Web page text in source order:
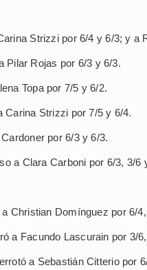
Strizzi por 6/4 y 6/3; y a
Pilar Rojas por 6/3 y 6/3.
Topa por 7/5 y 6/2.
Carina Strizzi por 7/5 y 6/4.
por 6/3 y 6/3.
a Clara Carboni por 6/3, 3/6
Christian Domínguez por 6/
a Facundo Lascurain por 3/
a Sebastián Citterio por